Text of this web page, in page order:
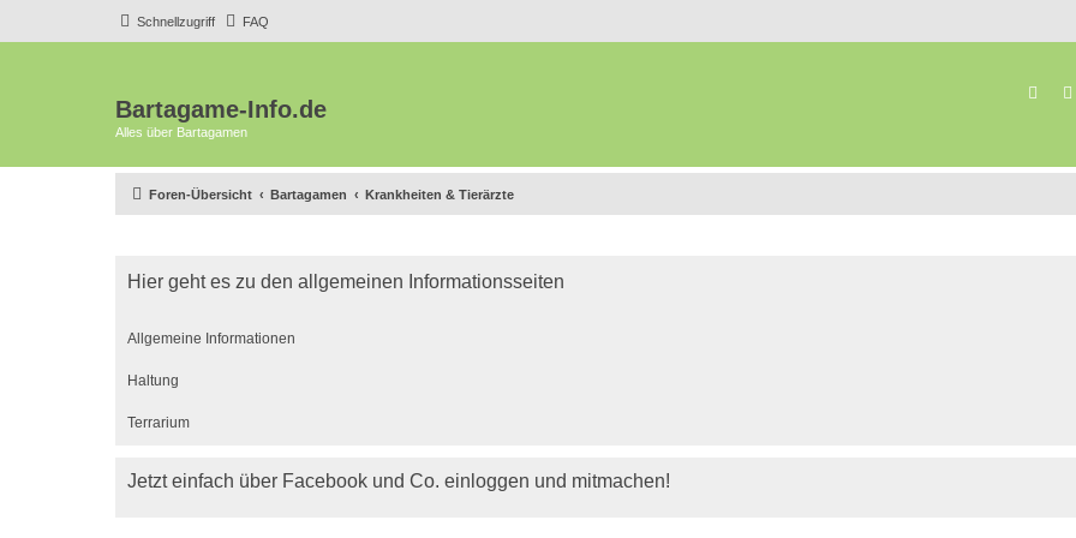
Schnellzugriff FAQ
Bartagame-Info.de
Alles über Bartagamen
Suche
Foren-Übersicht Bartagamen Krankheiten & Tierärzte
Hier geht es zu den allgemeinen Informationsseiten
Allgemeine Informationen
Haltung
Terrarium
Jetzt einfach über Facebook und Co. einloggen und mitmachen!